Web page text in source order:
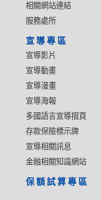
相關網站連結
服務處所
宣導專區
宣導影片
宣導動畫
宣導漫畫
宣導海報
多國語言宣導摺頁
存款保險標示牌
宣導相關訊息
金融相關知識網站
保額試算專區